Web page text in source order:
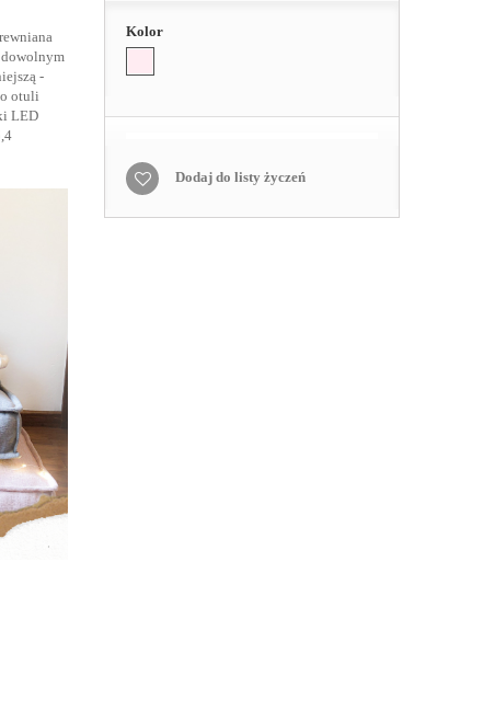
dowolnym
-
otuli
LED
Kolor
Dodaj do listy życzeń